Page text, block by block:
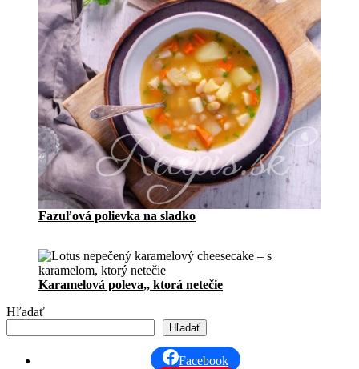
Fazuľová polievka na sladko
Karamelová poleva,, ktorá netečie
Hľadať
Hľadať
Facebook